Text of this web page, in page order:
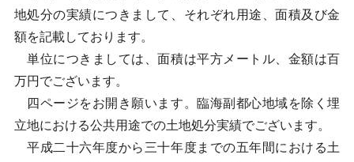
地処分の実績につきまして、それぞれ用途、面積及び金
額を記載しております。
単位につきましては、面積は平方メートル、金額は百
万円でございます。
四ページをお開き願います。臨海副都心地域を除く埋
立地における公共用途での土地処分実績でございます。
平成二十六年度から三十年度までの五年間における土